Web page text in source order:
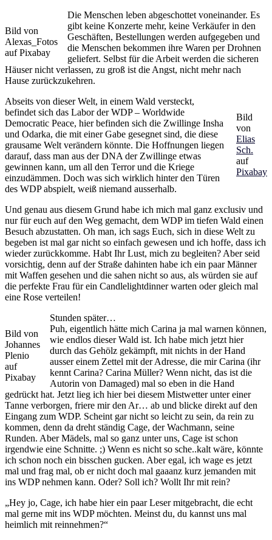
Bild von
Alexas_Fotos
auf Pixabay
Die Menschen leben abgeschottet voneinander. Es
gibt keine Konzerte mehr, keine Verkäufer in den
Geschäften, Bestellungen werden aufgegeben und
die Menschen bekommen ihre Waren per Drohnen
geliefert. Selbst für die Arbeit werden die sicheren
Häuser nicht verlassen, zu groß ist die Angst, nicht mehr nach
Hause zurückzukehren.
Bild
von
Elias
Sch.
auf
Pixabay
Abseits von dieser Welt, in einem Wald versteckt,
befindet sich das Labor der WDP – Worldwide
Democratic Peace, hier befinden sich die Zwillinge Insha
und Odarka, die mit einer Gabe gesegnet sind, die diese
grausame Welt verändern könnte. Die Hoffnungen liegen
darauf, dass man aus der DNA der Zwillinge etwas
gewinnen kann, um all den Terror und die Kriege
einzudämmen. Doch was sich wirklich hinter den Türen
des WDP abspielt, weiß niemand ausserhalb.
Und genau aus diesem Grund habe ich mich mal ganz exclusiv und
nur für euch auf den Weg gemacht, dem WDP im tiefen Wald einen
Besuch abzustatten. Oh man, ich sags Euch, sich in diese Welt zu
begeben ist mal gar nicht so einfach gewesen und ich hoffe, dass ich
wieder zurückkomme. Habt Ihr Lust, mich zu begleiten? Aber seid
vorsichtig, denn auf der Straße dahinten habe ich ein paar Männer
mit Waffen gesehen und die sahen nicht so aus, als würden sie auf
die perfekte Frau für ein Candlelightdinner warten oder gleich mal
eine Rose verteilen!
Bild von
Johannes
Plenio
auf
Pixabay
Stunden später…
Puh, eigentlich hätte mich Carina ja mal warnen können,
wie endlos dieser Wald ist. Ich habe mich jetzt hier
durch das Gehölz gekämpft, mit nichts in der Hand
ausser einem Zettel mit der Adresse, die mir Carina (ihr
kennt Carina? Carina Müller? Wenn nicht, das ist die
Autorin von Damaged) mal so eben in die Hand
gedrückt hat. Jetzt lieg ich hier bei diesem Mistwetter unter einer
Tanne verborgen, friere mir den Ar… ab und blicke direkt auf den
Eingang zum WDP. Scheint gar nicht so leicht zu sein, da rein zu
kommen, denn da dreht ständig Cage, der Wachmann, seine
Runden. Aber Mädels, mal so ganz unter uns, Cage ist schon
irgendwie eine Schnitte. ;) Wenn es nicht so sche..kalt wäre, könnte
ich schon noch ein bisschen gucken. Aber egal, ich wage es jetzt
mal und frag mal, ob er nicht doch mal gaaanz kurz jemanden mit
ins WDP nehmen kann. Oder? Soll ich? Wollt Ihr mit rein?
„Hey jo, Cage, ich habe hier ein paar Leser mitgebracht, die echt
mal gerne mit ins WDP möchten. Meinst du, du kannst uns mal
heimlich mit reinnehmen?“